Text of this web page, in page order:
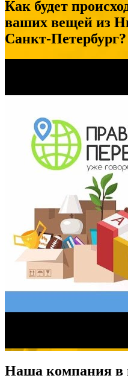
Как будет
ваших вещей из
Санкт-Петербург?
Наша компания в